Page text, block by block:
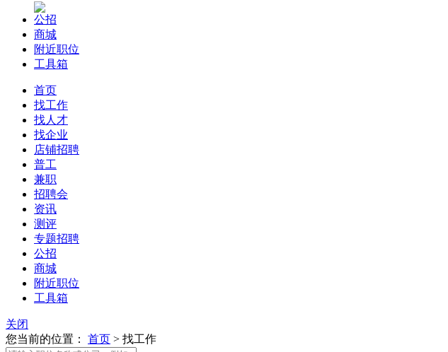
公招
商城
附近职位
工具箱
首页
找工作
找人才
找企业
店铺招聘
普工
兼职
招聘会
资讯
测评
专题招聘
公招
商城
附近职位
工具箱
关闭
您当前的位置： 首页 > 找工作